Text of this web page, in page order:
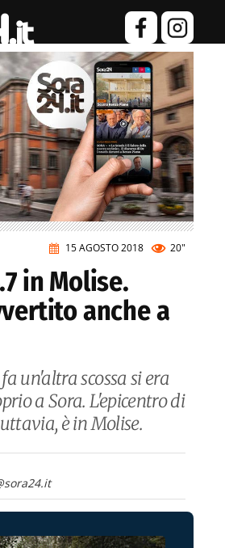
15 AGOSTO 2018 20"
in Molise.
anche a
un'altra scossa si era
a Sora. L'epicentro di
è in Molise.